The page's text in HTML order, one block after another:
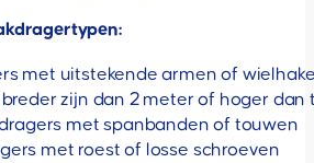
met uitstekende armen of
zijn dan 2 meter of hoger dan
met spanbanden of touwen
met roest of losse schroeven